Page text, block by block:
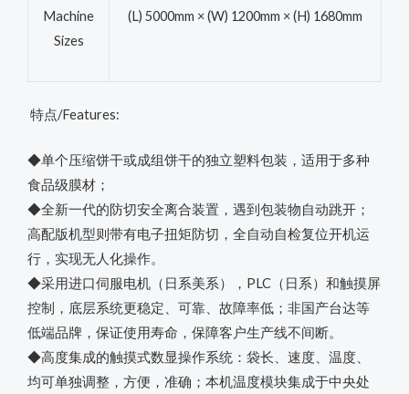
Machine
Sizes
(L) 5000mm × (W) 1200mm × (H) 1680mm
特点/Features:
◆单个压缩饼干或成组饼干的独立塑料包装，适用于多种
食品级膜材；
◆全新一代的防切安全离合装置，遇到包装物自动跳开；
高配版机型则带有电子扭矩防切，全自动自检复位开机运
行，实现无人化操作。
◆采用进口伺服电机（日系美系），PLC（日系）和触摸屏
控制，底层系统更稳定、可靠、故障率低；非国产台达等
低端品牌，保证使用寿命，保障客户生产线不间断。
◆高度集成的触摸式数显操作系统：袋长、速度、温度、
均可单独调整，方便，准确；本机温度模块集成于中央处